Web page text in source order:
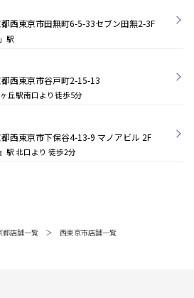
西東京市田無町6-5-33セブン田無2-3F
駅
西東京市谷戸町2-15-13
丘駅南口より徒歩5分
西東京市下保谷4-13-9 マノアビル 2F
駅 北口より 徒歩2分
都店舗一覧 西東京市店舗一覧